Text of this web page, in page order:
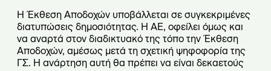
Η Έκθεση Αποδοχών υποβάλλεται σε συγκεκριμένες
διατυπώσεις δημοσιότητας. Η ΑΕ, οφείλει όμως και
να αναρτά στον διαδικτυακό της τόπο την Έκθεση
Αποδοχών, αμέσως μετά τη σχετική ψηφοφορία της
ΓΣ. Η ανάρτηση αυτή θα πρέπει να είναι δεκαετούς